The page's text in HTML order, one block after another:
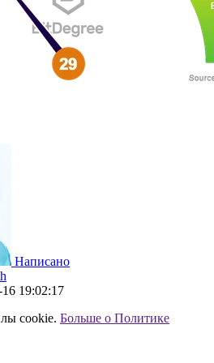
Написано
19:02:17
cookie. Больше о Политике